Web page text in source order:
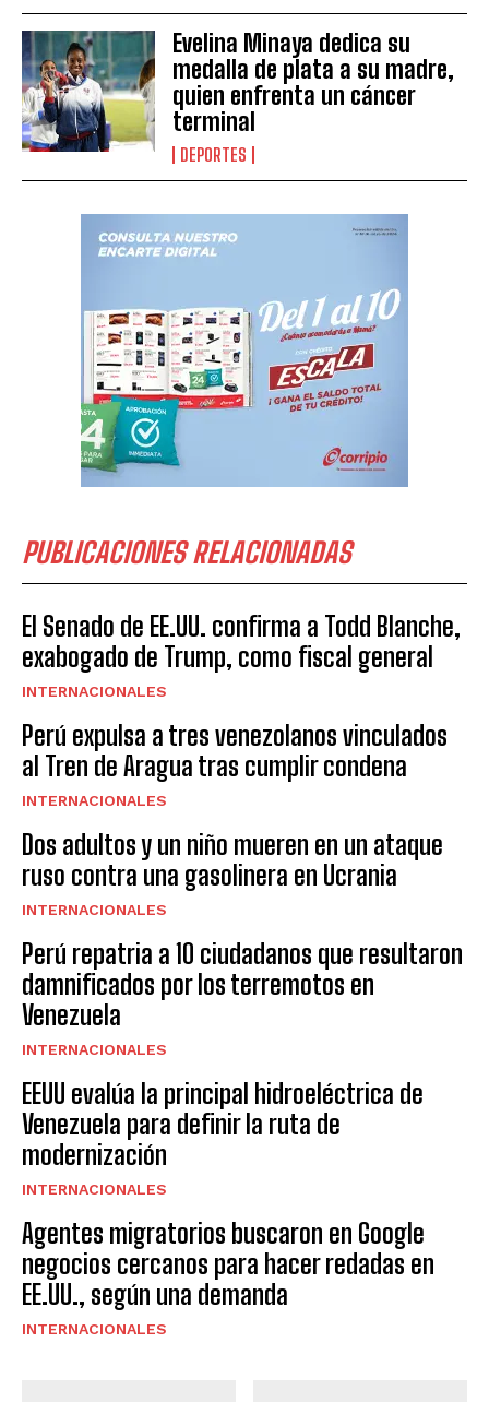
Evelina Minaya dedica su
medalla de plata a su madre,
quien enfrenta un cáncer
terminal
DEPORTES
PUBLICACIONES RELACIONADAS
El Senado de EE.UU. confirma a Todd Blanche,
exabogado de Trump, como fiscal general
INTERNACIONALES
Perú expulsa a tres venezolanos vinculados
al Tren de Aragua tras cumplir condena
INTERNACIONALES
Dos adultos y un niño mueren en un ataque
ruso contra una gasolinera en Ucrania
INTERNACIONALES
Perú repatria a 10 ciudadanos que resultaron
damnificados por los terremotos en
Venezuela
INTERNACIONALES
EEUU evalúa la principal hidroeléctrica de
Venezuela para definir la ruta de
modernización
INTERNACIONALES
Agentes migratorios buscaron en Google
negocios cercanos para hacer redadas en
EE.UU., según una demanda
INTERNACIONALES